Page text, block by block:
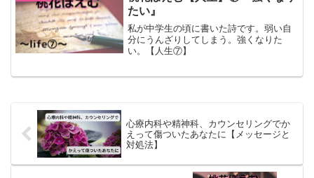
たい』
私が中学生の頃に書いた詩です。弱い自
分にうんざりしてしまう。強くなりた
い。【人生⑦】
心療内科や精神科、カウンセリングでか
えって傷ついたあなたに【メッセージと
対処法】